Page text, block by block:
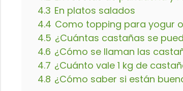
4.3 En platos salados
4.4 Como topping para yogur
4.5 ¿Cuántas castañas se
4.6 ¿Cómo se llaman las
4.7 ¿Cuánto vale 1 kg de
4.8 ¿Cómo saber si están